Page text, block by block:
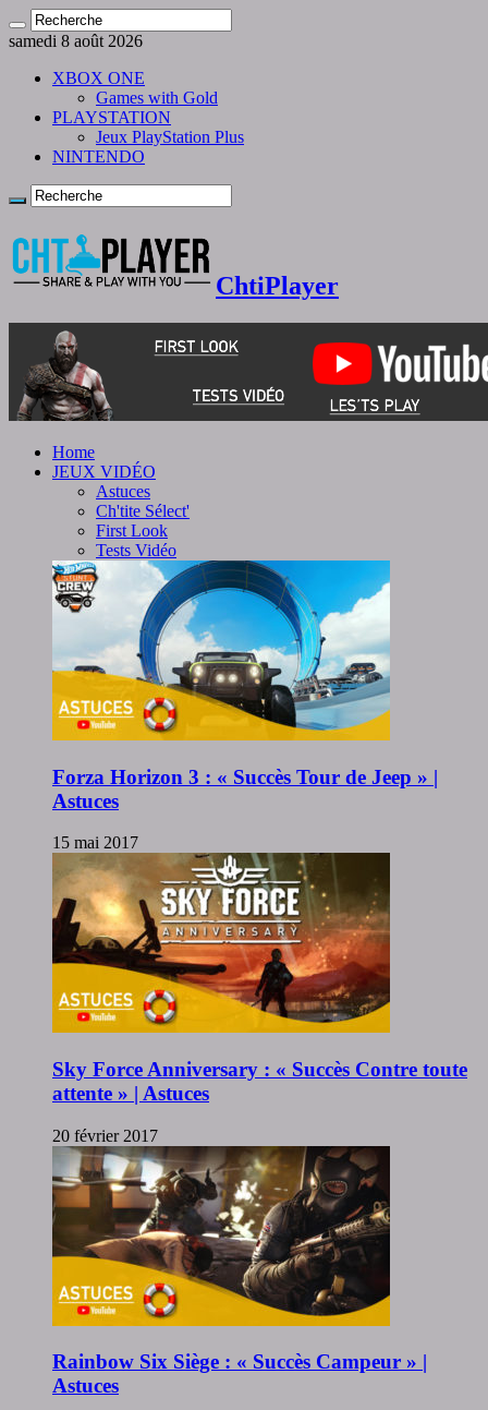
samedi 8 août 2026
XBOX ONE
Games with Gold
PLAYSTATION
Jeux PlayStation Plus
NINTENDO
ChtiPlayer
Home
JEUX VIDÉO
Astuces
Ch'tite Sélect'
First Look
Tests Vidéo
Forza Horizon 3 : « Succès Tour de Jeep » |
Astuces
15 mai 2017
Sky Force Anniversary : « Succès Contre toute
attente » | Astuces
20 février 2017
Rainbow Six Siège : « Succès Campeur » |
Astuces